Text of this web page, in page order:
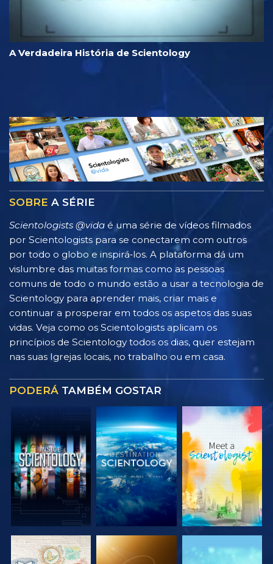
A Verdadeira História de Scientology
SOBRE A SÉRIE
Scientologists @vida é uma série de vídeos filmados
por Scientologists para se conectarem com outros
por todo o globo e inspirá‑los. A plataforma dá um
vislumbre das muitas formas como as pessoas
comuns de todo o mundo estão a usar a tecnologia de
Scientology para aprender mais, criar mais e
continuar a prosperar em todos os aspetos das suas
vidas. Veja como os Scientologists aplicam os
princípios de Scientology todos os dias, quer estejam
nas suas Igrejas locais, no trabalho ou em casa.
PODERÁ TAMBÉM GOSTAR